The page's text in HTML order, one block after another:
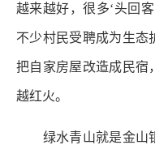
越来越好，很多‘头回
不少村民受聘成为生态
把自家房屋改造成民宿
越红火。
绿水青山就是金山银